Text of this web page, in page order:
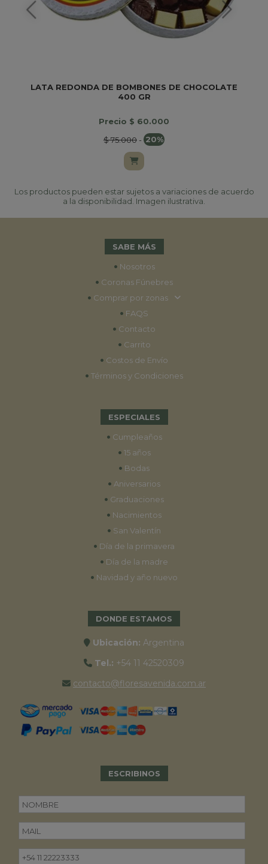
LATA REDONDA DE BOMBONES DE CHOCOLATE
400 GR
Precio $ 60.000
$ 75.000- 20%
Los productos pueden estar sujetos a variaciones de acuerdo
a la disponibilidad. Imagen ilustrativa.
SABE MÁS
• Nosotros
• Coronas Fúnebres
• Comprar por zonas
• FAQS
• Contacto
• Carrito
• Costos de Envío
• Términos y Condiciones
ESPECIALES
• Cumpleaños
• 15 años
• Bodas
• Aniversarios
• Graduaciones
• Nacimientos
• San Valentín
• Día de la primavera
• Día de la madre
• Navidad y año nuevo
DONDE ESTAMOS
Ubicación: Argentina
Tel.: +54 11 42520309
contacto@floresavenida.com.ar
ESCRIBINOS